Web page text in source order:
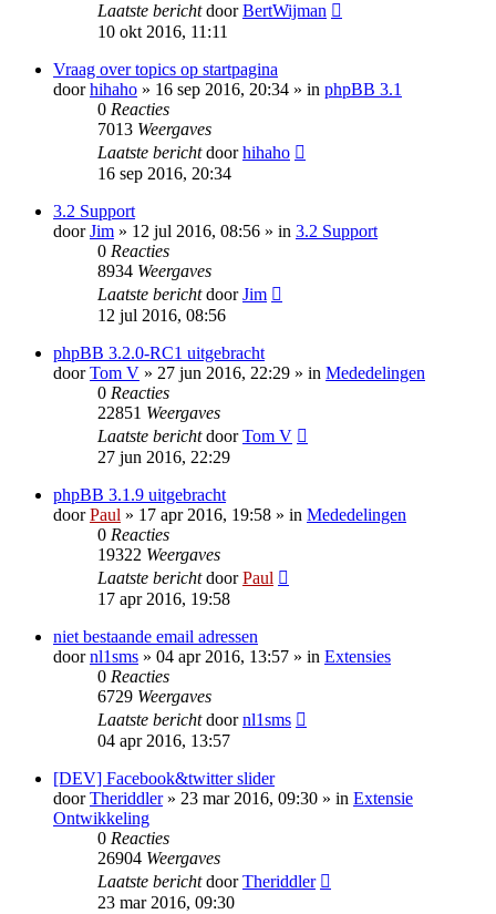
Laatste berichtdoorBertWijman
10 okt 2016, 11:11
Vraag over topics op startpagina
doorhihaho » 16 sep 2016, 20:34 » in phpBB 3.1
0 Reacties
7013 Weergaves
Laatste berichtdoorhihaho
16 sep 2016, 20:34
3.2 Support
doorJim » 12 jul 2016, 08:56 » in 3.2 Support
0 Reacties
8934 Weergaves
Laatste berichtdoorJim
12 jul 2016, 08:56
phpBB 3.2.0-RC1 uitgebracht
doorTom V » 27 jun 2016, 22:29 » in Mededelingen
0 Reacties
22851 Weergaves
Laatste berichtdoorTom V
27 jun 2016, 22:29
phpBB 3.1.9 uitgebracht
doorPaul » 17 apr 2016, 19:58 » in Mededelingen
0 Reacties
19322 Weergaves
Laatste berichtdoorPaul
17 apr 2016, 19:58
niet bestaande email adressen
doornl1sms » 04 apr 2016, 13:57 » in Extensies
0 Reacties
6729 Weergaves
Laatste berichtdoornl1sms
04 apr 2016, 13:57
[DEV] Facebook&twitter slider
doorTheriddler» 23 mar 2016, 09:30 » in Extensie
Ontwikkeling
0 Reacties
26904 Weergaves
Laatste berichtdoorTheriddler
23 mar 2016, 09:30